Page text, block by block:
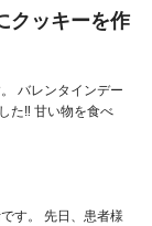
クッキーを作
バレンタインデー
た‼️ 甘い物を食べ
す。 先日、患者様